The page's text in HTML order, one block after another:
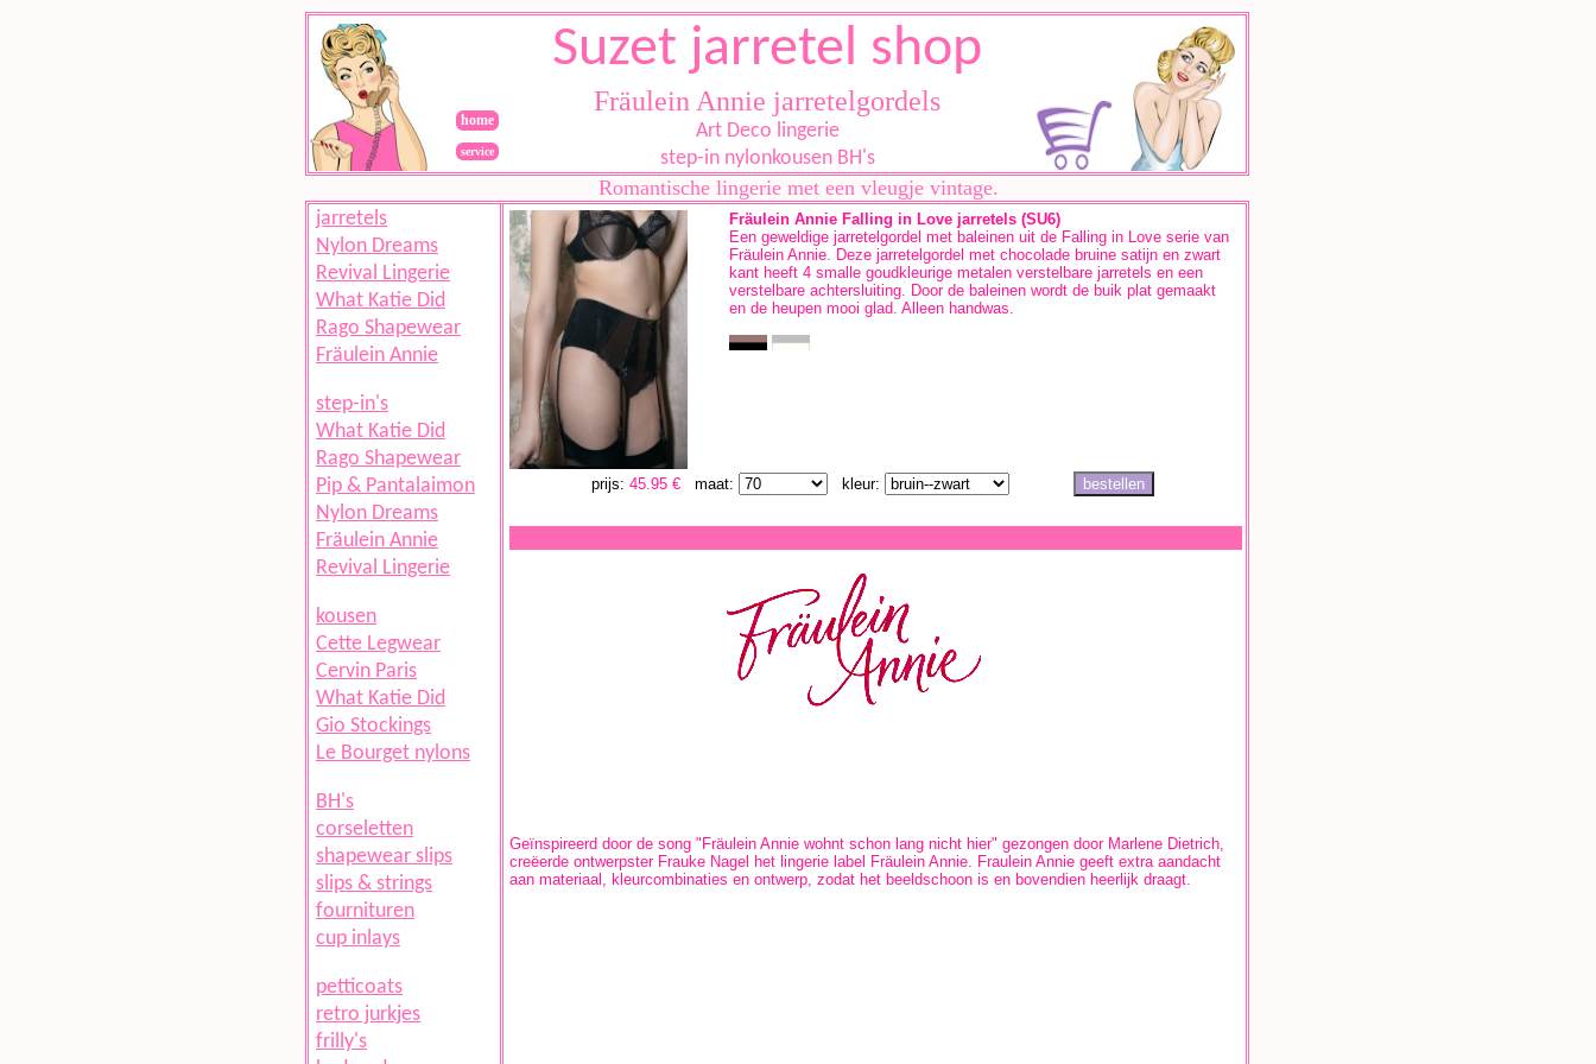
home
service
Suzet jarretel shop
Fräulein Annie jarretelgordels
Art Deco lingerie
step-in nylonkousen BH's
Romantische lingerie met een vleugje vintage.
jarretels
Nylon Dreams
Revival Lingerie
What Katie Did
Rago Shapewear
Fräulein Annie
step-in's
What Katie Did
Rago Shapewear
Pip & Pantalaimon
Nylon Dreams
Fräulein Annie
Revival Lingerie
kousen
Cette Legwear
Cervin Paris
What Katie Did
Gio Stockings
Le Bourget nylons
BH's
corseletten
shapewear slips
slips & strings
fournituren
cup inlays
petticoats
retro jurkjes
frilly's
Fräulein Annie Falling in Love jarretels (SU6)
Een geweldige jarretelgordel met baleinen uit de Falling in Love serie van
Fräulein Annie. Deze jarretelgordel met chocolade bruine satijn en zwart
kant heeft 4 smalle goudkleurige metalen verstelbare jarretels en een
verstelbare achtersluiting. Door de baleinen wordt de buik plat gemaakt
en de heupen mooi glad. Alleen handwas.
prijs:45.95 € maat: kleur:
Geïnspireerd door de song "Fräulein Annie wohnt schon lang nicht hier" gezongen door Marlene Dietrich,
creëerde ontwerpster Frauke Nagel het lingerie label Fräulein Annie. Fraulein Annie geeft extra aandacht
aan materiaal, kleurcombinaties en ontwerp, zodat het beeldschoon is en bovendien heerlijk draagt.